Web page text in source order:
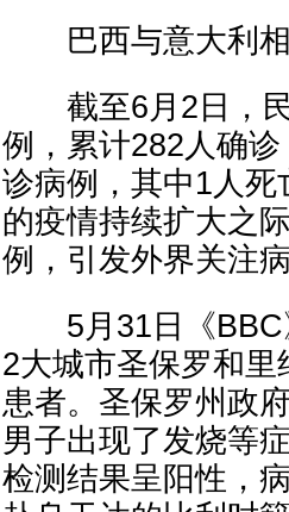
巴西与意大利相
截至6月2日，民
例，累计282人确
诊病例，其中1人
的疫情持续扩大之
例，引发外界关注
5月31日《BBC
2大城市圣保罗和
患者。圣保罗州政
男子出现了发烧等
检测结果呈阳性，